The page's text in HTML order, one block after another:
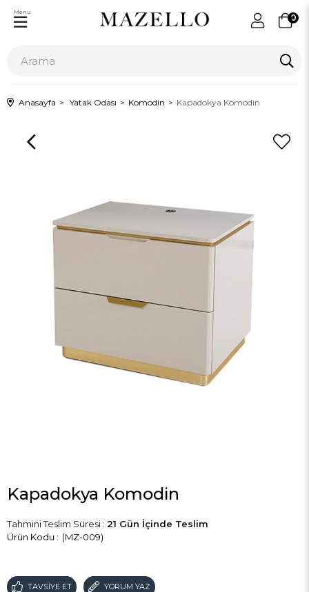
0
Menu
Anasayfa Yatak Odası Komodin Kapadokya Komodin
Kapadokya Komodin
Tahmini Teslim Süresi : 21 Gün İçinde Teslim
(MZ-009)
TAVSIYE ET YORUM YAZ